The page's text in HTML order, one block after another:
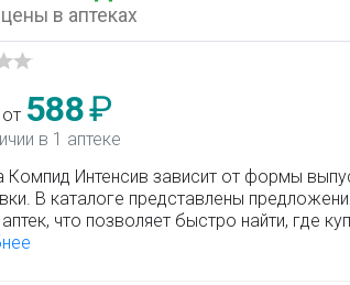
цены в аптеках
588₽
в 1 аптеке
Компид Интенсив зависит от формы
В каталоге представлены
что позволяет быстро найти, где
по минимальной цене.